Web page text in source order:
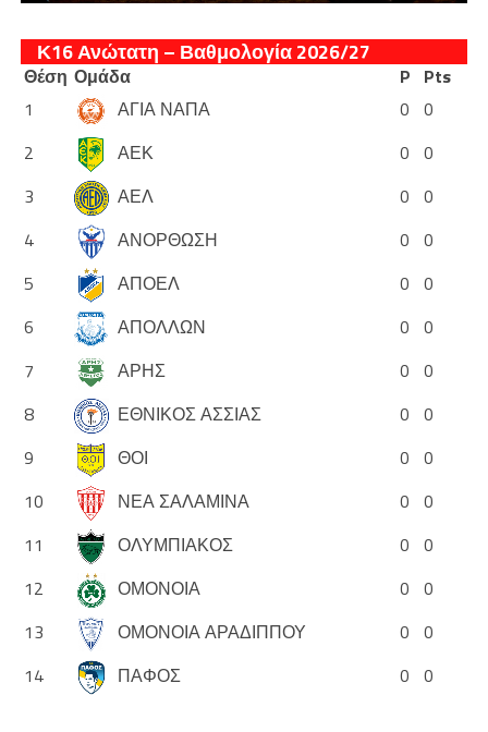
Κ16 Ανώτατη – Βαθμολογία 2026/27
Θέση Ομάδα P Pts
1
ΑΓΙΑ ΝΑΠΑ 0 0
2
ΑΕΚ 0 0
3
ΑΕΛ 0 0
4
ΑΝΟΡΘΩΣΗ 0 0
5
ΑΠΟΕΛ 0 0
6
ΑΠΟΛΛΩΝ 0 0
7
ΑΡΗΣ 0 0
8
ΕΘΝΙΚΟΣ ΑΣΣΙΑΣ 0 0
9
ΘΟΙ 0 0
10
ΝΕΑ ΣΑΛΑΜΙΝΑ 0 0
11
ΟΛΥΜΠΙΑΚΟΣ 0 0
12
ΟΜΟΝΟΙΑ 0 0
13
ΟΜΟΝΟΙΑ ΑΡΑΔΙΠΠΟΥ 0 0
14
ΠΑΦΟΣ 0 0